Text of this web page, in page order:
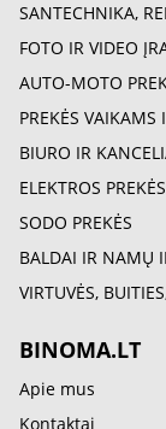
SANTECHNIKA,
FOTO IR VIDEO
AUTO-MOTO
PREKĖS
BIURO IR
ELEKTROS PREKĖS
SODO PREKĖS
BALDAI IR NAMŲ
VIRTUVĖS,
BINOMA.LT
Apie mus
Kontaktai